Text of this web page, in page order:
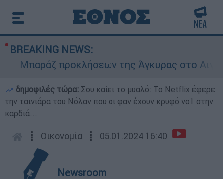
BREAKING NEWS:
Μπαράζ προκλήσεων της Άγκυρας στο
δημοφιλές τώρα: Σου καίει το μυαλό: Το Netflix έφερε
την ταινιάρα του Νόλαν που οι φαν έχουν κρυφό νο1 στην
καρδιά...
┋ Οικονομία ┋ 05.01.2024 16:40
Newsroom